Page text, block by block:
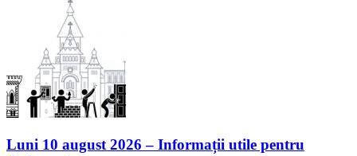
Luni 10 august 2026 – Informații utile pentru